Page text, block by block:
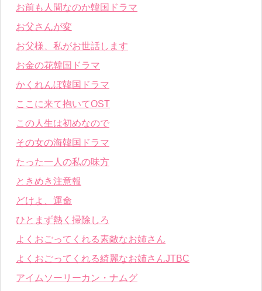
お前も人間なのか韓国ドラマ
お父さんが変
お父様、私がお世話します
お金の花韓国ドラマ
かくれんぼ韓国ドラマ
ここに来て抱いてOST
この人生は初めなので
その女の海韓国ドラマ
たった一人の私の味方
ときめき注意報
どけよ、運命
ひとまず熱く掃除しろ
よくおごってくれる素敵なお姉さん
よくおごってくれる綺麗なお姉さんJTBC
アイムソーリーカン・ナムグ